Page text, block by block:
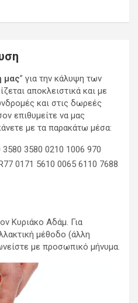
μας” για την κάλυψη των
αποκλειστικά και με
και στις δωρεές
επιθυμείτε να μας
με τα παρακάτω μέσα:
3580 3580 0210 1006 970
0171 5610 0065 6110 7688
Κυριάκο Αδάμ. Για
μέθοδο (άλλη
με προσωπικό μήνυμα.